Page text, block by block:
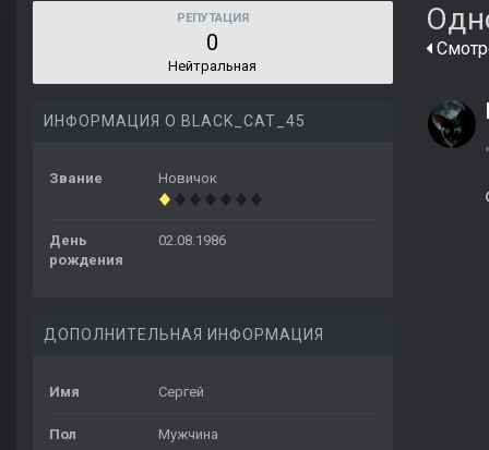
РЕПУТАЦИЯ
0
Нейтральная
ИНФОРМАЦИЯ О BLACK_CAT_45
Звание Новичок
День
рождения
02.08.1986
ДОПОЛНИТЕЛЬНАЯ ИНФОРМАЦИЯ
Имя Сергей
Пол Мужчина